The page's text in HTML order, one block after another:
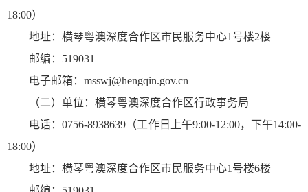
18:00）
地址：横琴粤澳深度合作区市民服务中心1号楼2楼
邮编：519031
电子邮箱：msswj@hengqin.gov.cn
（二）单位：横琴粤澳深度合作区行政事务局
电话：0756-8938639（工作日上午9:00-12:00，下午14:00-
18:00）
地址：横琴粤澳深度合作区市民服务中心1号楼6楼